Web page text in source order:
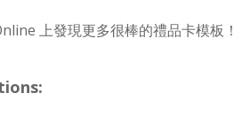
上發現更多很棒的禮品卡模板！